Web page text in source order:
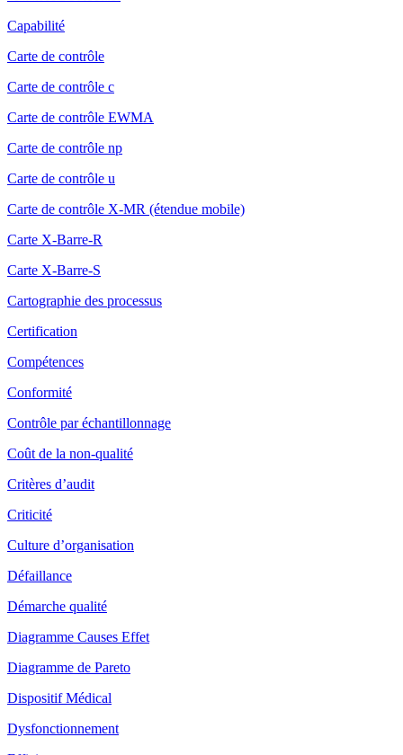
Capabilité
Carte de contrôle
Carte de contrôle c
Carte de contrôle EWMA
Carte de contrôle np
Carte de contrôle u
Carte de contrôle X-MR (étendue mobile)
Carte X-Barre-R
Carte X-Barre-S
Cartographie des processus
Certification
Compétences
Conformité
Contrôle par échantillonnage
Coût de la non-qualité
Critères d’audit
Criticité
Culture d’organisation
Défaillance
Démarche qualité
Diagramme Causes Effet
Diagramme de Pareto
Dispositif Médical
Dysfonctionnement